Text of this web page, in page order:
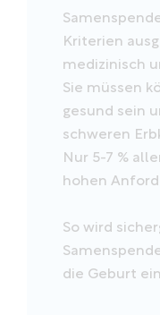
Kriterien
medizinisch
Sie müssen
gesund sein
schweren
Nur 5-7 %
hohen
So wird
die Geburt